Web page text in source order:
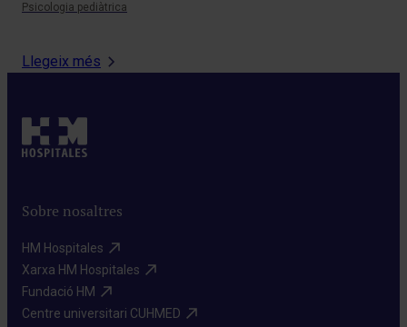
Psicologia pediàtrica
Llegeix més
Sobre nosaltres
HM Hospitales​
Xarxa HM Hospitales​
Fundació HM​
Centre universitari CUHMED​